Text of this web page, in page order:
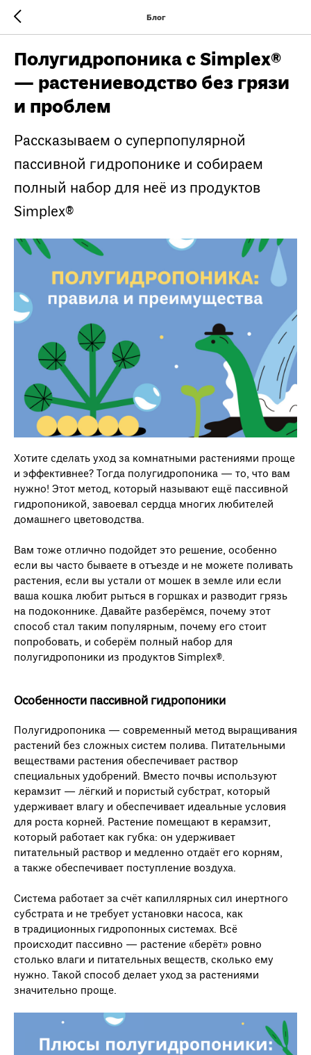
Блог
Полугидропоника с Simplex®
— растениеводство без грязи
и проблем
Рассказываем о суперпопулярной
пассивной гидропонике и собираем
полный набор для неё из продуктов
Simplex®
Хотите сделать уход за комнатными растениями проще
и эффективнее? Тогда полугидропоника — то, что вам
нужно! Этот метод, который называют ещё пассивной
гидропоникой, завоевал сердца многих любителей
домашнего цветоводства.
Вам тоже отлично подойдет это решение, особенно
если вы часто бываете в отъезде и не можете поливать
растения, если вы устали от мошек в земле или если
ваша кошка любит рыться в горшках и разводит грязь
на подоконнике. Давайте разберёмся, почему этот
способ стал таким популярным, почему его стоит
попробовать, и соберём полный набор для
полугидропоники из продуктов Simplex®.
Особенности пассивной гидропоники
Полугидропоника — современный метод выращивания
растений без сложных систем полива. Питательными
веществами растения обеспечивает раствор
специальных удобрений. Вместо почвы используют
керамзит — лёгкий и пористый субстрат, который
удерживает влагу и обеспечивает идеальные условия
для роста корней. Растение помещают в керамзит,
который работает как губка: он удерживает
питательный раствор и медленно отдаёт его корням,
а также обеспечивает поступление воздуха.
Система работает за счёт капиллярных сил инертного
субстрата и не требует установки насоса, как
в традиционных гидропонных системах. Всё
происходит пассивно — растение «берёт» ровно
столько влаги и питательных веществ, сколько ему
нужно. Такой способ делает уход за растениями
значительно проще.